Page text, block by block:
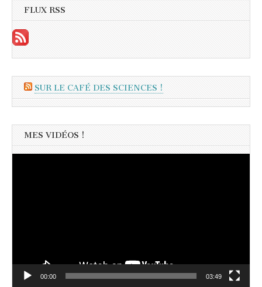
FLUX RSS
SUR LE CAFÉ DES SCIENCES !
MES VIDÉOS !
00:00 03:49